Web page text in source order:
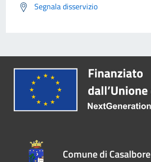
Segnala disservizio
Comune di Casalbore